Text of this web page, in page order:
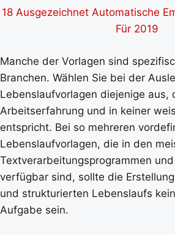
18 Ausgezeichnet Automatische
Für 2019
Manche der Vorlagen sind
Branchen. Wählen Sie bei der
Lebenslaufvorlagen diejenige aus,
Arbeitserfahrung und in keiner
entspricht. Bei so mehreren
Lebenslaufvorlagen, die in den
Textverarbeitungsprogrammen
verfügbar sind, sollte die
und strukturierten Lebenslaufs
Aufgabe sein.